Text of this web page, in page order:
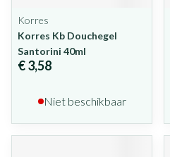
Korres
Korres Kb Douchegel
Santorini 40ml
€ 3,58
Niet beschikbaar